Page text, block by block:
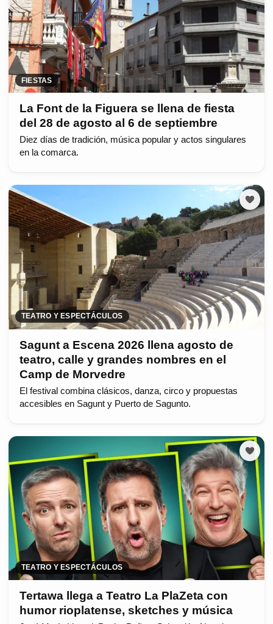
FIESTAS
La Font de la Figuera se llena de fiesta
del 28 de agosto al 6 de septiembre
Diez días de tradición, música popular y actos singulares
en la comarca.
TEATRO Y ESPECTÁCULOS
Sagunt a Escena 2026 llena agosto de
teatro, calle y grandes nombres en el
Camp de Morvedre
El festival combina clásicos, danza, circo y propuestas
accesibles en Sagunt y Puerto de Sagunto.
TEATRO Y ESPECTÁCULOS
Tertawa llega a Teatro La PlaZeta con
humor rioplatense, sketches y música